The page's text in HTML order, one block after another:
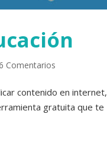
Comentarios
contenido en internet,
gratuita que te